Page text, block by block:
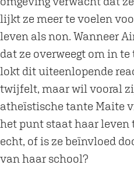
m
i
n
g
o
s
b
i
j
D
o
m
i
n
g
o
s
b
i
lijkt ze meer te voelen
leven als non. Wanneer
dat ze overweegt om in
lokt dit uiteenlopende
twijfelt, maar wil vooral
atheïstische tante Maite
het punt staat haar leven
echt, of is ze beïnvloed
van haar school?